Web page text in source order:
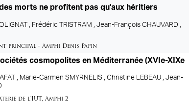
morts ne profitent pas qu'aux héritiers
, Frédéric TRISTRAM ,Jean-François CHAUVARD ,
principal - Amphi Denis Papin
cosmopolites en Méditerranée (XVIe-XIXe
, Marie-Carmen SMYRNELIS ,Christine LEBEAU ,Jean-
de l'IUT,Amphi 2